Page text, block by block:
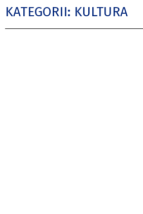
KATEGORII: KULTURA